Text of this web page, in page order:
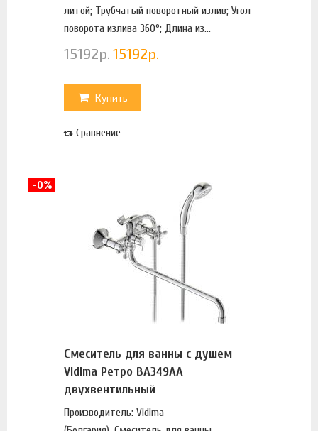
литой; Трубчатый поворотный излив; Угол
поворота излива 360°; Длина из...
15192р.15192р.
Купить
Сравнение
Смеситель для ванны с душем
Vidima Ретро BA349AA
двухвентильный
Производитель: Vidima
-0%